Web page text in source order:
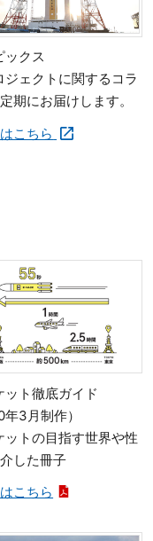
ックス
ジェクトに関するコラ
期にお届けします。
こちら
ット徹底ガイド
年3月制作）
ットの目指す世界や性
した冊子
こちら